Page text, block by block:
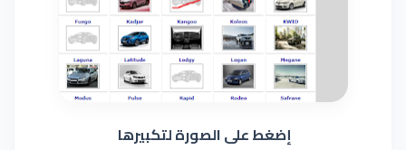
إضغط على الصورة لتكبيرها